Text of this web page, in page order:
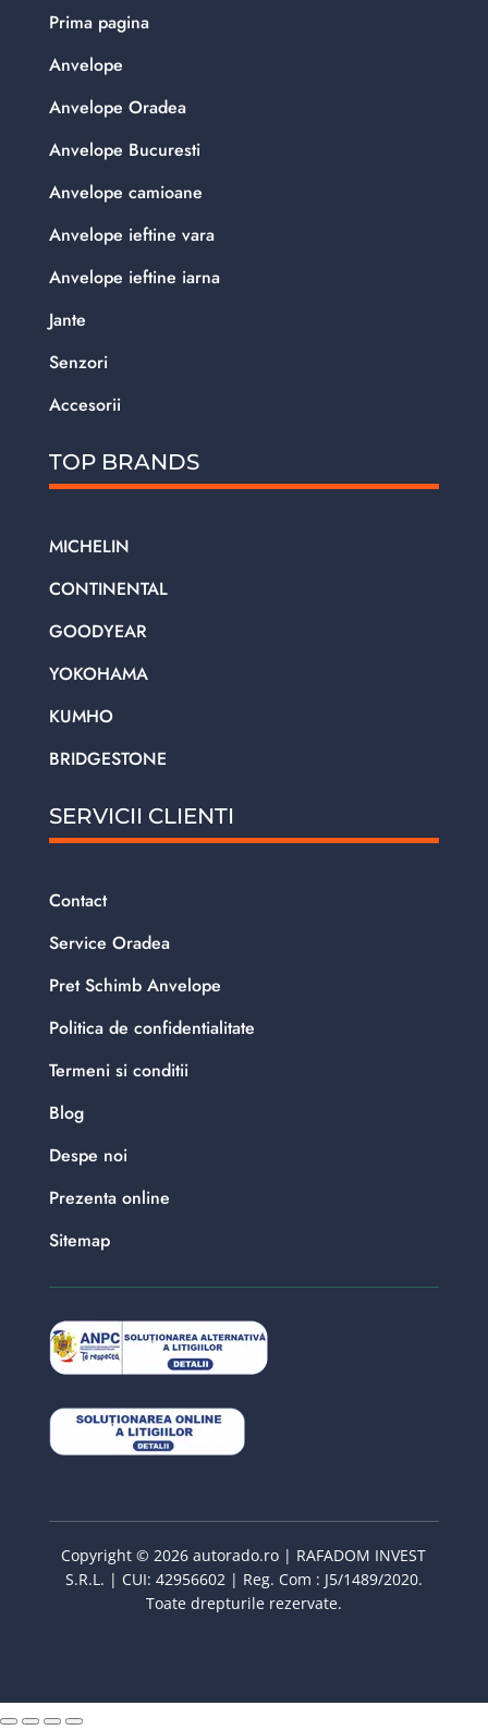
Prima pagina
Anvelope
Anvelope Oradea
Anvelope Bucuresti
Anvelope camioane
Anvelope ieftine vara
Anvelope ieftine iarna
Jante
Senzori
Accesorii
TOP BRANDS
MICHELIN
CONTINENTAL
GOODYEAR
YOKOHAMA
KUMHO
BRIDGESTONE
SERVICII CLIENTI
Contact
Service Oradea
Pret Schimb Anvelope
Politica de confidentialitate
Termeni si conditii
Blog
Despe noi
Prezenta online
Sitemap
Copyright © 2026 autorado.ro | RAFADOM INVEST
S.R.L. | CUI: 42956602 | Reg. Com : J5/1489/2020.
Toate drepturile rezervate.